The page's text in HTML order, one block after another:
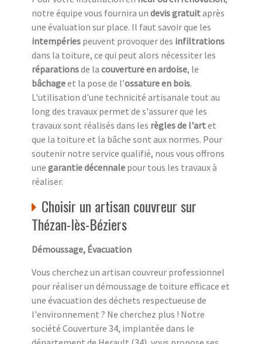
notre équipe vous fournira un devis gratuitaprès
une évaluation sur place. Il faut savoir que les
intempéries peuvent provoquer des infiltrations
dans la toiture, ce qui peut alors nécessiter les
réparationsde la couverture en ardoise, le
bâchageet la pose de l’ossature en bois.
L'utilisation d'une technicité artisanale tout au
long des travaux permet de s'assurer que les
travaux sont réalisés dans les règles de l'artet
que la toiture et la bâche sont aux normes. Pour
soutenir notre service qualifié, nous vous offrons
une garantie décennale pour tous les travaux à
réaliser.
Choisir un artisan couvreur sur
Thézan-lès-Béziers
Démoussage, Évacuation
Vous cherchez un artisan couvreur professionnel
pour réaliser un démoussage de toiture efficace et
une évacuation des déchets respectueuse de
l'environnement ? Ne cherchez plus ! Notre
société Couverture 34, implantée dans le